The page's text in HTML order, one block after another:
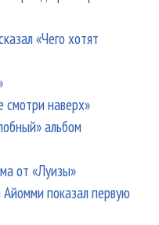
«Чего хотят
наверх»
альбом
от «Луизы»
показал первую